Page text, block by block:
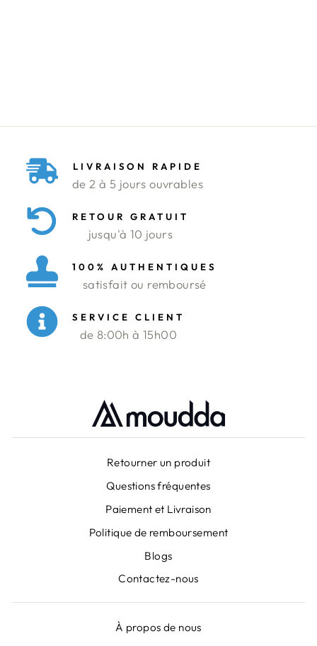
LIVRAISON RAPIDE
de 2 à 5 jours ouvrables
RETOUR GRATUIT
jusqu'à 10 jours
100% AUTHENTIQUES
satisfait ou remboursé
SERVICE CLIENT
de 8:00h à 15h00
Retourner un produit
Questions fréquentes
Paiement et Livraison
Politique de remboursement
Blogs
Contactez-nous
À propos de nous